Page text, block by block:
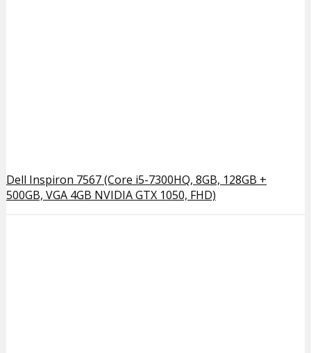
Dell Inspiron 7567 (Core i5-7300HQ, 8GB, 128GB +
500GB, VGA 4GB NVIDIA GTX 1050, FHD)